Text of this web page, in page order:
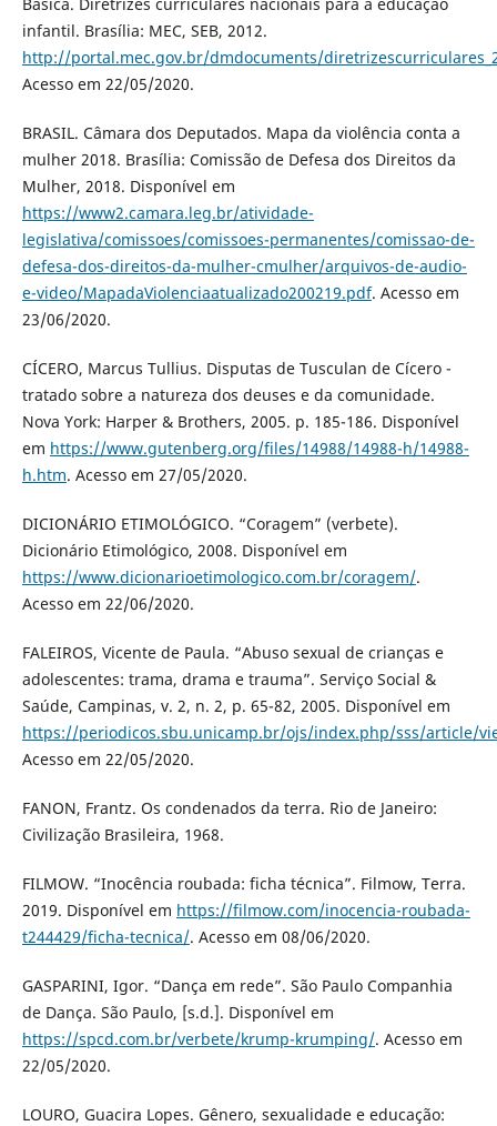
infantil. Brasília: MEC, SEB, 2012.
http://portal.mec.gov.br/dmdocuments/
Acesso em 22/05/2020.
BRASIL. Câmara dos Deputados. Mapa da violência conta a
mulher 2018. Brasília: Comissão de Defesa dos Direitos da
Mulher, 2018. Disponível em
https://www2.camara.leg.br/atividade-
legislativa/comissoes/comissoes-permanentes/comissao-de-
defesa-dos-direitos-da-mulher-cmulher/arquivos-de-audio-
e-video/MapadaViolenciaatualizado200219.pdf. Acesso em
23/06/2020.
CÍCERO, Marcus Tullius. Disputas de Tusculan de Cícero -
tratado sobre a natureza dos deuses e da comunidade.
Nova York: Harper & Brothers, 2005. p. 185-186. Disponível
em https://www.gutenberg.org/files/14988/14988-h/14988-
h.htm. Acesso em 27/05/2020.
DICIONÁRIO ETIMOLÓGICO. “Coragem” (verbete).
Dicionário Etimológico, 2008. Disponível em
https://www.dicionarioetimologico.com.br/coragem/.
Acesso em 22/06/2020.
FALEIROS, Vicente de Paula. “Abuso sexual de crianças e
adolescentes: trama, drama e trauma”. Serviço Social &
Saúde, Campinas, v. 2, n. 2, p. 65-82, 2005. Disponível em
https://periodicos.sbu.unicamp.br/ojs/index.php/sss/article/
Acesso em 22/05/2020.
FANON, Frantz. Os condenados da terra. Rio de Janeiro:
Civilização Brasileira, 1968.
FILMOW. “Inocência roubada: ficha técnica”. Filmow, Terra.
2019. Disponível em https://filmow.com/inocencia-roubada-
t244429/ficha-tecnica/. Acesso em 08/06/2020.
GASPARINI, Igor. “Dança em rede”. São Paulo Companhia
de Dança. São Paulo, [s.d.]. Disponível em
https://spcd.com.br/verbete/krump-krumping/. Acesso em
22/05/2020.
LOURO, Guacira Lopes. Gênero, sexualidade e educação: